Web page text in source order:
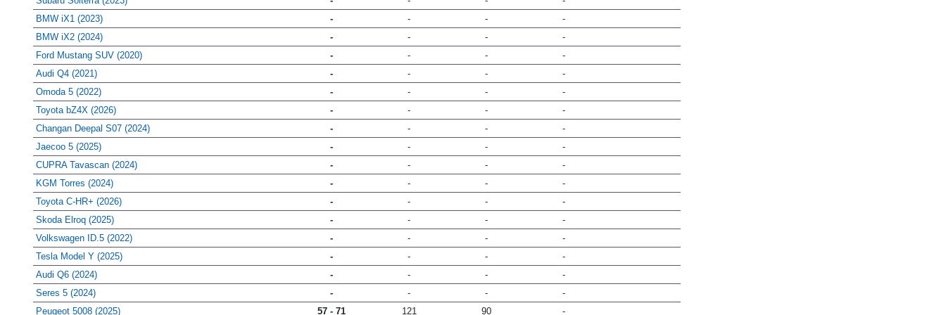
BMW iX1 (2023)
- - -
-
BMW iX2 (2024)
- - -
-
Ford Mustang SUV (2020)
- - -
-
Audi Q4 (2021)
- - -
-
Omoda 5 (2022)
- - -
-
Toyota bZ4X (2026)
- - -
-
Changan Deepal S07 (2024)
- - -
-
Jaecoo 5 (2025)
- - -
-
CUPRA Tavascan (2024)
- - -
-
KGM Torres (2024)
- - -
-
Toyota C-HR+ (2026)
- - -
-
Skoda Elroq (2025)
- - -
-
Volkswagen ID.5 (2022)
- - -
-
Tesla Model Y (2025)
- - -
-
Audi Q6 (2024)
- - -
-
Seres 5 (2024)
- - -
-
Peugeot 5008 (2025)
57 - 71 121 90 -